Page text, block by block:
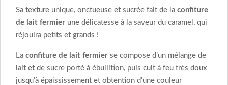
Sa texture unique, onctueuse et sucrée fait de la confiture
de lait fermier une délicatesse à la saveur du caramel, qui
réjouira petits et grands !
La confiture de lait fermier se compose d’un mélange de
lait et de sucre porté à ébullition, puis cuit à feu très doux
jusqu’à épaississement et obtention d’une couleur